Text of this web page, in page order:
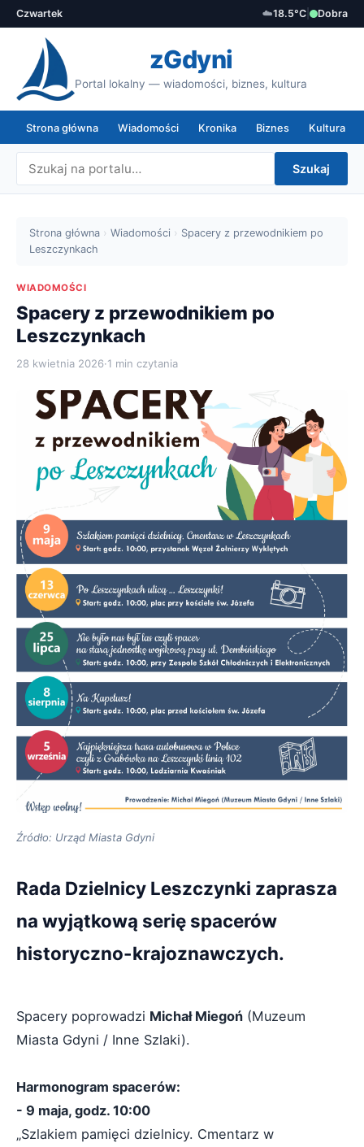
Czwartek ☁️18.5°C Dobra
zGdyni
Portal lokalny — wiadomości, biznes, kultura
Strona główna Wiadomości Kronika Biznes Kultura
Szukaj
Strona główna › Wiadomości › Spacery z przewodnikiem po
Leszczynkach
WIADOMOŚCI
Spacery z przewodnikiem po
Leszczynkach
28 kwietnia 2026·1 min czytania
Źródło: Urząd Miasta Gdyni
Rada Dzielnicy Leszczynki zaprasza
na wyjątkową serię spacerów
historyczno-krajoznawczych.
Spacery poprowadzi Michał Miegoń (Muzeum
Miasta Gdyni / Inne Szlaki).
Harmonogram spacerów:
- 9 maja, godz. 10:00
„Szlakiem pamięci dzielnicy. Cmentarz w